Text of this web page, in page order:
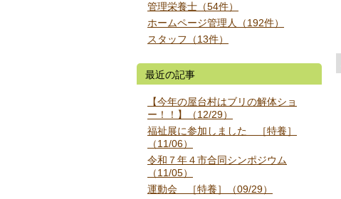
管理栄養士（54件）
ホームページ管理人（192件）
スタッフ（13件）
最近の記事
【今年の屋台村はブリの解体ショ
ー！！】（12/29）
福祉展に参加しました ［特養］
（11/06）
令和７年４市合同シンポジウム
（11/05）
運動会 ［特養］（09/29）